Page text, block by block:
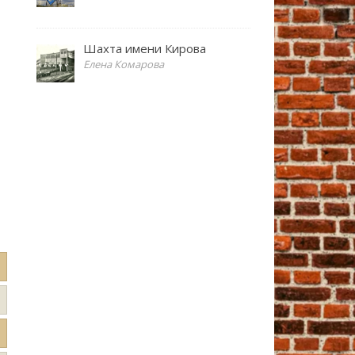
Шахта имени Кирова
Елена Комарова